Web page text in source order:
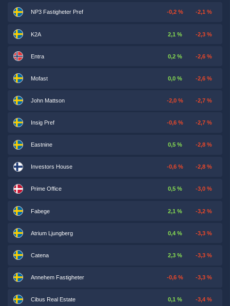
NP3 Fastigheter Pref -0,2 % -2,1 %
K2A 2,1 % -2,3 %
Entra 0,2 % -2,6 %
Mofast 0,0 % -2,6 %
John Mattson -2,0 % -2,7 %
Insig Pref -0,6 % -2,7 %
Eastnine 0,5 % -2,8 %
Investors House -0,6 % -2,8 %
Prime Office 0,5 % -3,0 %
Fabege 2,1 % -3,2 %
Atrium Ljungberg 0,4 % -3,3 %
Catena 2,3 % -3,3 %
Annehem Fastigheter -0,6 % -3,3 %
Cibus Real Estate 0,1 % -3,4 %